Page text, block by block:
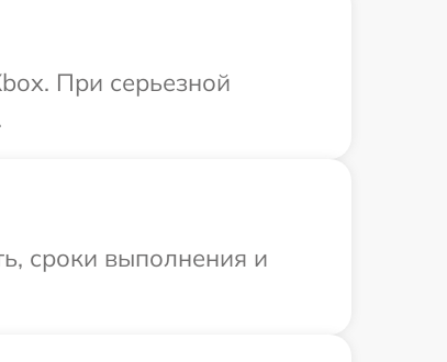
При серьезной
сроки выполнения и